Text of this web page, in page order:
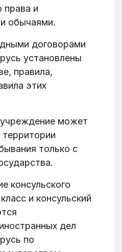
права и
обычаями.
договорами
установлены
правила,
этих
учреждение может
только с
консульского
и консульский
дел
по